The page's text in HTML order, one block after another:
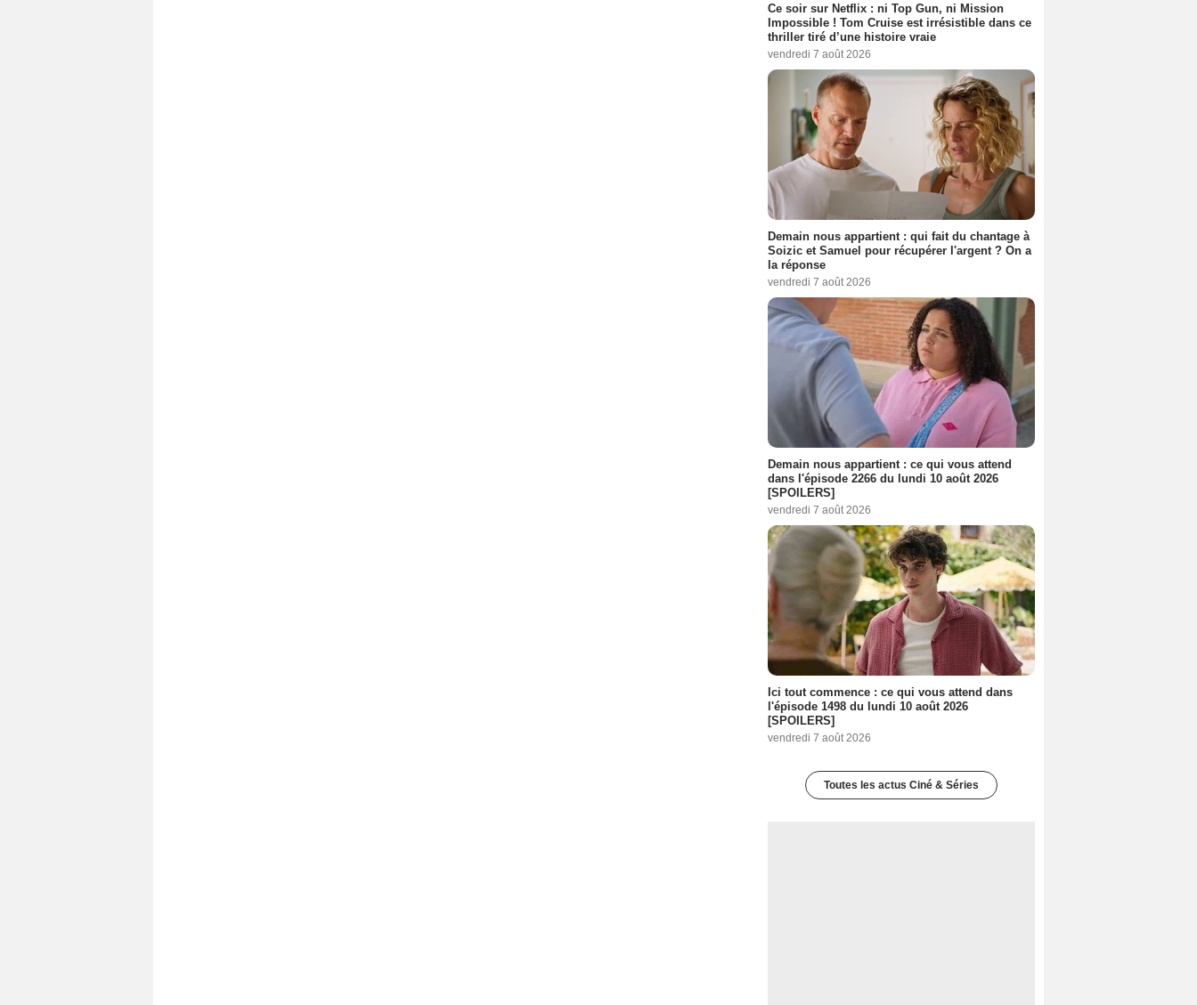
Ce soir sur Netflix : ni Top Gun, ni Mission
Impossible ! Tom Cruise est irrésistible dans ce
thriller tiré d’une histoire vraie
vendredi 7 août 2026
Demain nous appartient : qui fait du chantage à
Soizic et Samuel pour récupérer l'argent ? On a
la réponse
vendredi 7 août 2026
Demain nous appartient : ce qui vous attend
dans l'épisode 2266 du lundi 10 août 2026
[SPOILERS]
vendredi 7 août 2026
Ici tout commence : ce qui vous attend dans
l'épisode 1498 du lundi 10 août 2026
[SPOILERS]
vendredi 7 août 2026
Toutes les actus Ciné & Séries